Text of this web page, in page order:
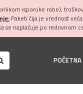
isporuke robe),
Paketi čija je vrednost
se naplaćuje po redovnom
POČETNA